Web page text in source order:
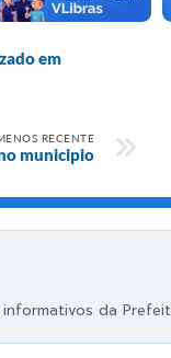
em
RECENTE
municipio
da